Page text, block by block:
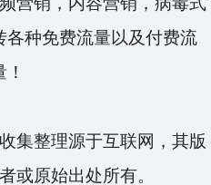
营销，内容营销，病毒式
种免费流量以及付费流
！
集整理源于互联网，其版
或原始出处所有。